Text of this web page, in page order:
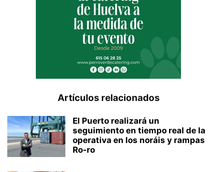
Artículos relacionados
El Puerto realizará un
seguimiento en tiempo real de la
operativa en los noráis y rampas
Ro-ro